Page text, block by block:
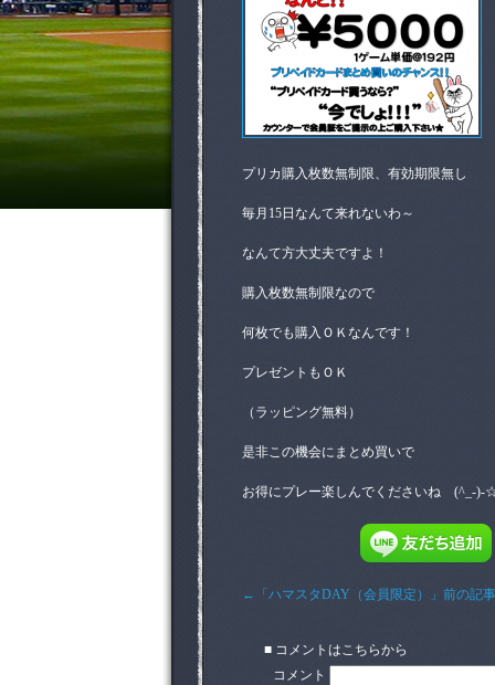
プリカ購入枚数無制限、有効期限無し
毎月15日なんて来れないわ～
なんて方大丈夫ですよ！
購入枚数無制限なので
何枚でも購入ＯＫなんです！
プレゼントもＯＫ
（ラッピング無料）
是非この機会にまとめ買いで
お得にプレー楽しんでくださいね (^_-)-
←「ハマスタDAY（会員限定）」前の
■ コメントはこちらから
コメント